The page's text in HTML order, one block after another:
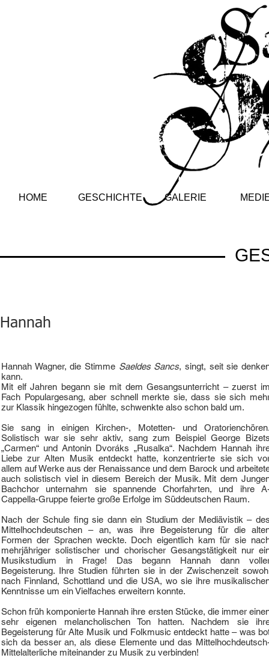
HOME GESCHICHTE GALERIE
Hannah
Hannah Wagner, die Stimme Saeldes Sancs, singt, seit sie
kann.
Mit elf Jahren begann sie mit dem Gesangsunterricht – zuerst
Fach Populargesang, aber schnell merkte sie, dass sie sich
zur Klassik hingezogen fühlte, schwenkte also schon bald um.
Sie sang in einigen Kirchen-, Motetten- und
Solistisch war sie sehr aktiv, sang zum Beispiel George
„Carmen“ und Antonin Dvoráks „Rusalka“. Nachdem Hannah
Liebe zur Alten Musik entdeckt hatte, konzentrierte sie sich
allem auf Werke aus der Renaissance und dem Barock und
auch solistisch viel in diesem Bereich der Musik. Mit dem
Bachchor unternahm sie spannende Chorfahrten, und ihre
Cappella-Gruppe feierte große Erfolge im Süddeutschen Raum.
Nach der Schule fing sie dann ein Studium der Mediävistik –
Mittelhochdeutschen – an, was ihre Begeisterung für die
Formen der Sprachen weckte. Doch eigentlich kam für sie
mehrjähriger solistischer und chorischer Gesangstätigkeit nur
Musikstudium in Frage! Das begann Hannah dann
Begeisterung. Ihre Studien führten sie in der Zwischenzeit
nach Finnland, Schottland und die USA, wo sie ihre
Kenntnisse um ein Vielfaches erweitern konnte.
Schon früh komponierte Hannah ihre ersten Stücke, die immer
sehr eigenen melancholischen Ton hatten. Nachdem sie
Begeisterung für Alte Musik und Folkmusic entdeckt hatte – was
sich da besser an, als diese Elemente und das
Mittelalterliche miteinander zu Musik zu verbinden!